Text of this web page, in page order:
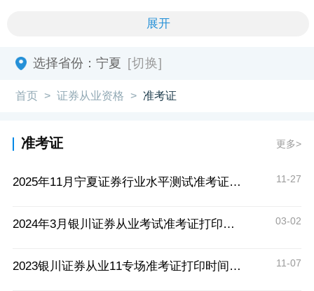
展开
选择省份： 宁夏 [切换]
首页 > 证券从业资格 > 准考证
准考证 更多>
2025年11月宁夏证券行业水平测试准考证打印入口11月26日开通 11-27
2024年3月银川证券从业考试准考证打印时间 03-02
2023银川证券从业11专场准考证打印时间：11月22日15:00 11-07